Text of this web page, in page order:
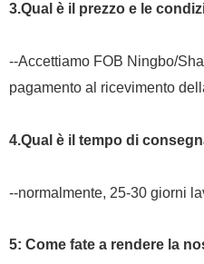
3.Qual è il prezzo e le
--Accettiamo FOB Ningbo/
pagamento al ricevimento
4.Qual è il tempo di
--normalmente, 25-30 giorni
5: Come fate a rendere la